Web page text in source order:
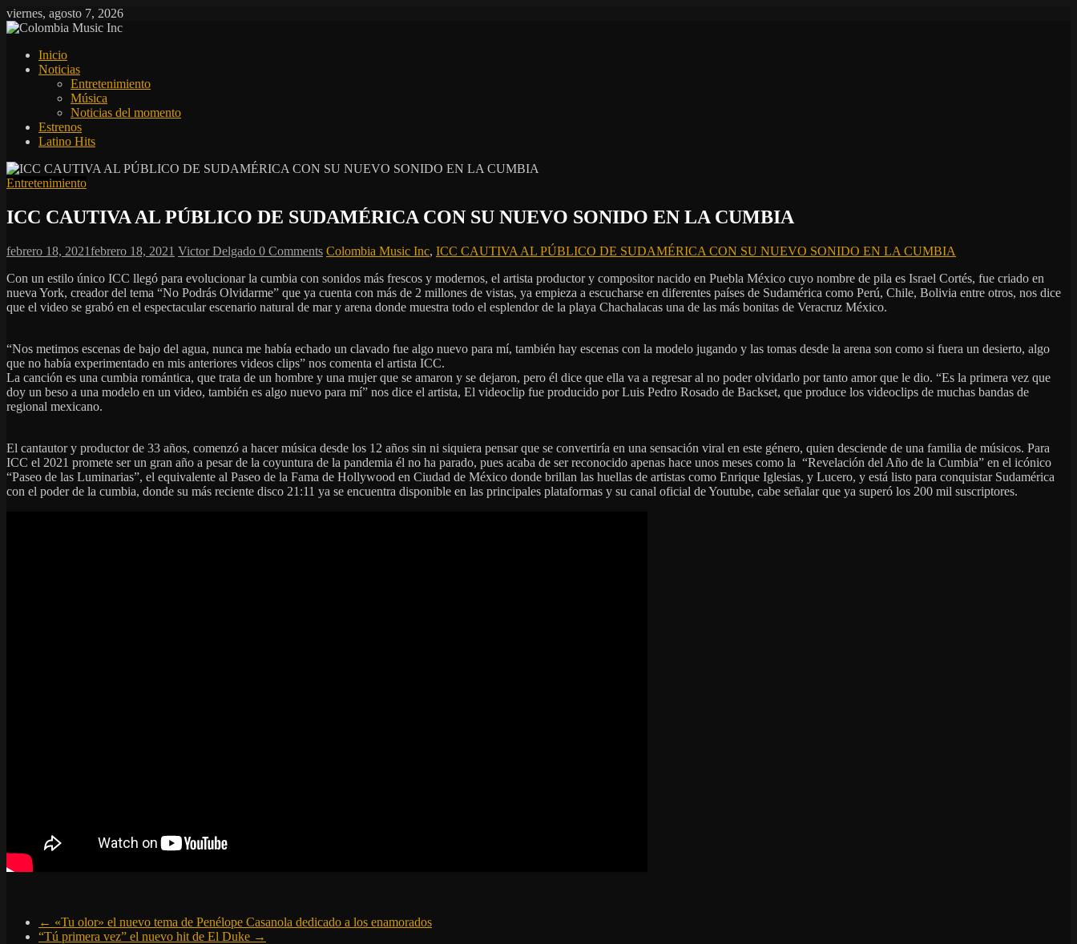
Saltar
al
viernes, agosto 7, 2026
Music
Music
Inicio
Noticias
Entretenimiento
Música
Noticias del momento
Estrenos
Latino Hits
Entretenimiento
ICC CAUTIVA AL PÚBLICO DE SUDAMÉRICA CON SU NUEVO SONIDO EN LA CUMBIA
febrero 18, 2021febrero 18, 2021 Victor Delgado 0 Comments Colombia Music Inc, ICC CAUTIVA AL PÚBLICO DE SUDAMÉRICA CON SU NUEVO SONIDO EN LA CUMBIA
Con un estilo único ICC llegó para evolucionar la cumbia con sonidos más frescos y modernos, el artista productor y compositor nacido en Puebla México cuyo nombre de pila es Israel Cortés, fue criado en
nueva York, creador del tema “No Podrás Olvidarme” que ya cuenta con más de 2 millones de vistas, ya empieza a escucharse en diferentes países de Sudamérica como Perú, Chile, Bolivia entre otros, nos dice
que el video se grabó en el espectacular escenario natural de mar y arena donde muestra todo el esplendor de la playa Chachalacas una de las más bonitas de Veracruz México.
“Nos metimos escenas de bajo del agua, nunca me había echado un clavado fue algo nuevo para mí, también hay escenas con la modelo jugando y las tomas desde la arena son como si fuera un desierto, algo
que no había experimentado en mis anteriores videos clips” nos comenta el artista ICC.
La canción es una cumbia romántica, que trata de un hombre y una mujer que se amaron y se dejaron, pero él dice que ella va a regresar al no poder olvidarlo por tanto amor que le dio. “Es la primera vez que
doy un beso a una modelo en un video, también es algo nuevo para mí” nos dice el artista, El videoclip fue producido por Luis Pedro Rosado de Backset, que produce los videoclips de muchas bandas de
regional mexicano.
El cantautor y productor de 33 años, comenzó a hacer música desde los 12 años sin ni siquiera pensar que se convertiría en una sensación viral en este género, quien desciende de una familia de músicos. Para
ICC el 2021 promete ser un gran año a pesar de la coyuntura de la pandemia él no ha parado, pues acaba de ser reconocido apenas hace unos meses como la “Revelación del Año de la Cumbia” en el icónico
“Paseo de las Luminarias”, el equivalente al Paseo de la Fama de Hollywood en Ciudad de México donde brillan las huellas de artistas como Enrique Iglesias, y Lucero, y está listo para conquistar Sudamérica
con el poder de la cumbia, donde su más reciente disco 21:11 ya se encuentra disponible en las principales plataformas y su canal oficial de Youtube, cabe señalar que ya superó los 200 mil suscriptores.
← «Tu olor» el nuevo tema de Penélope Casanola dedicado a los enamorados
“Tú primera vez” el nuevo hit de El Duke →